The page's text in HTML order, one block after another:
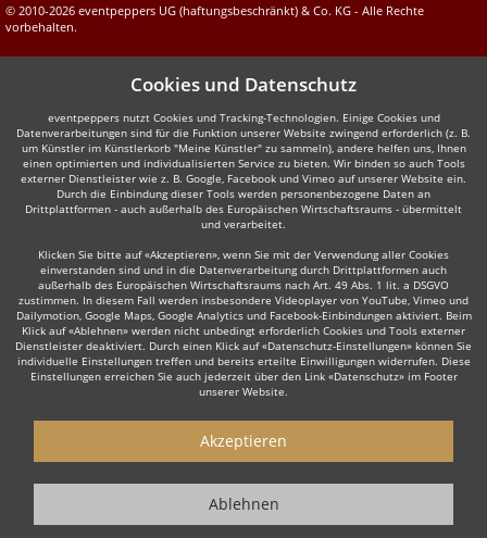
© 2010-2026 eventpeppers UG (haftungsbeschränkt) & Co. KG - Alle Rechte
vorbehalten.
Cookies und Datenschutz
eventpeppers nutzt Cookies und Tracking-Technologien. Einige Cookies und
Datenverarbeitungen sind für die Funktion unserer Website zwingend erforderlich (z. B.
um Künstler im Künstlerkorb "Meine Künstler" zu sammeln), andere helfen uns, Ihnen
einen optimierten und individualisierten Service zu bieten. Wir binden so auch Tools
externer Dienstleister wie z. B. Google, Facebook und Vimeo auf unserer Website ein.
Durch die Einbindung dieser Tools werden personenbezogene Daten an
Drittplattformen - auch außerhalb des Europäischen Wirtschaftsraums - übermittelt
und verarbeitet.
Klicken Sie bitte auf «Akzeptieren», wenn Sie mit der Verwendung aller Cookies
einverstanden sind und in die Datenverarbeitung durch Drittplattformen auch
außerhalb des Europäischen Wirtschaftsraums nach Art. 49 Abs. 1 lit. a DSGVO
zustimmen. In diesem Fall werden insbesondere Videoplayer von YouTube, Vimeo und
Dailymotion, Google Maps, Google Analytics und Facebook-Einbindungen aktiviert. Beim
Klick auf «Ablehnen» werden nicht unbedingt erforderlich Cookies und Tools externer
Dienstleister deaktiviert. Durch einen Klick auf «Datenschutz-Einstellungen» können Sie
individuelle Einstellungen treffen und bereits erteilte Einwilligungen widerrufen. Diese
Einstellungen erreichen Sie auch jederzeit über den Link «Datenschutz» im Footer
unserer Website.
Akzeptieren
Ablehnen